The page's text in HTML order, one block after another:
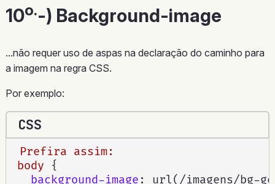
10o.-) Background-image
...não requer uso de aspas na declaração do caminho para
a imagem na regra CSS.
Por exemplo:
CSS
Prefira assim:
body
{
background-image :
url(/imagens/bg-